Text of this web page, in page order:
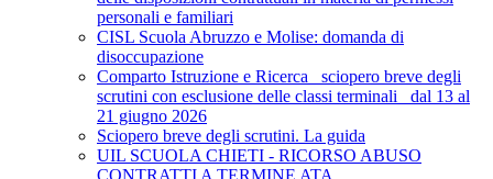
personali e familiari
CISL Scuola Abruzzo e Molise: domanda di
disoccupazione
Comparto Istruzione e Ricerca_ sciopero breve degli
scrutini con esclusione delle classi terminali_ dal 13 al
21 giugno 2026
Sciopero breve degli scrutini. La guida
UIL SCUOLA CHIETI - RICORSO ABUSO